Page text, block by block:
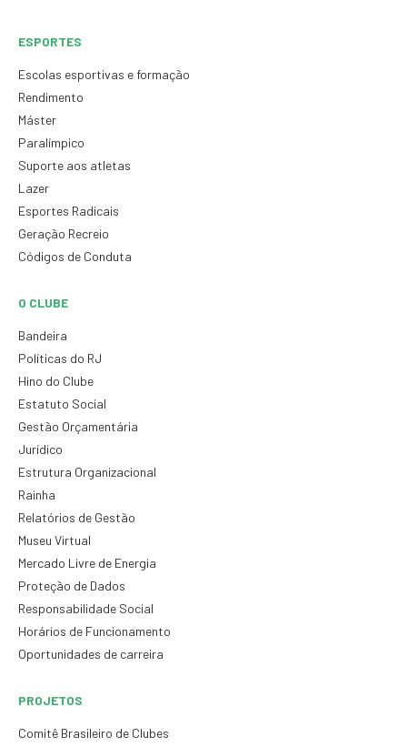
ESPORTES
Escolas esportivas e formação
Rendimento
Máster
Paralímpico
Suporte aos atletas
Lazer
Esportes Radicais
Geração Recreio
Códigos de Conduta
O CLUBE
Bandeira
Políticas do RJ
Hino do Clube
Estatuto Social
Gestão Orçamentária
Jurídico
Estrutura Organizacional
Rainha
Relatórios de Gestão
Museu Virtual
Mercado Livre de Energia
Proteção de Dados
Responsabilidade Social
Horários de Funcionamento
Oportunidades de carreira
PROJETOS
Comitê Brasileiro de Clubes